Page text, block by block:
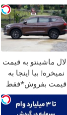
مکانیک
ماشینتو به قیمت
نمیخره! بیا اینجا به
قیمت بفروش*فقط
خریدار واقعی*